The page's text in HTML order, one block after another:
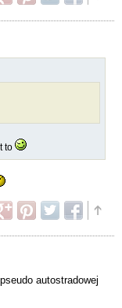
to
autostradowej